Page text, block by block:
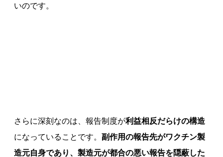
いのです。
さらに深刻なのは、報告制度が利益相反だらけの構造
になっていることです。 副作用の報告先がワクチン製
造元自身であり、製造元が都合の悪い報告を隠蔽した